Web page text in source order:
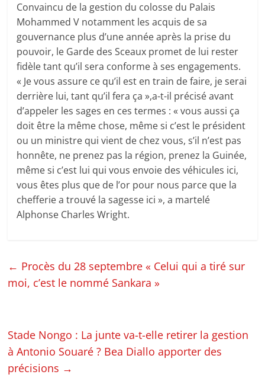
Convaincu de la gestion du colosse du Palais
Mohammed V notamment les acquis de sa
gouvernance plus d’une année après la prise du
pouvoir, le Garde des Sceaux promet de lui rester
fidèle tant qu’il sera conforme à ses engagements.
« Je vous assure ce qu’il est en train de faire, je serai
derrière lui, tant qu’il fera ça »,a-t-il précisé avant
d’appeler les sages en ces termes : « vous aussi ça
doit être la même chose, même si c’est le président
ou un ministre qui vient de chez vous, s’il n’est pas
honnête, ne prenez pas la région, prenez la Guinée,
même si c’est lui qui vous envoie des véhicules ici,
vous êtes plus que de l’or pour nous parce que la
chefferie a trouvé la sagesse ici », a martelé
Alphonse Charles Wright.
← Procès du 28 septembre « Celui qui a tiré sur
moi, c’est le nommé Sankara »
Stade Nongo : La junte va-t-elle retirer la gestion
à Antonio Souaré ? Bea Diallo apporter des
précisions →